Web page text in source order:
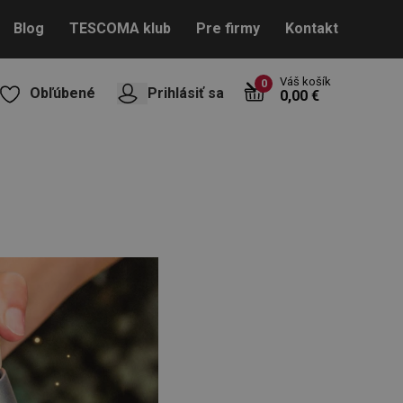
Blog TESCOMA klub Pre firmy Kontakt
Obľúbené Prihlásiť sa
0 Váš košík
0,00 €